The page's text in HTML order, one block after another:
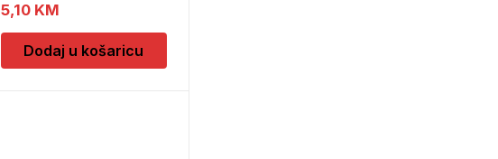
5,10 KM
Dodaj u košaricu